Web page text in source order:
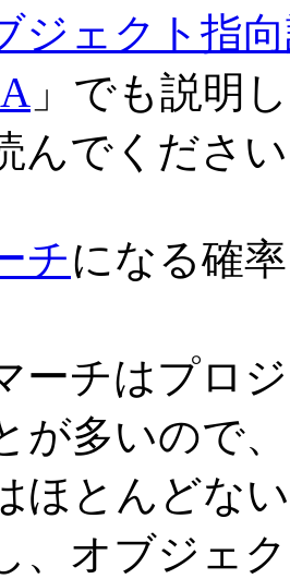
ジェクト指
」でも説明
んでくださ
チになる確
チはプロ
が多いので
ほとんどな
オブジェ